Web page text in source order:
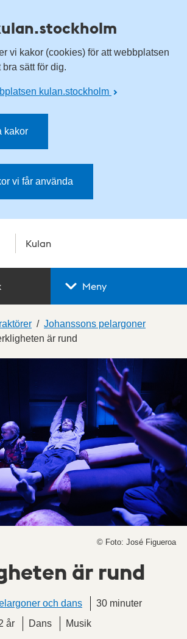
vi kakor (cookies) för att webbplatsen
sätt för dig.
kulan.stockholm
kakor
vi får använda
Kulan
Meny
Johanssons pelargoner
är rund
© Foto: José Figueroa
är rund
och dans
30 minuter
år
Dans Musik